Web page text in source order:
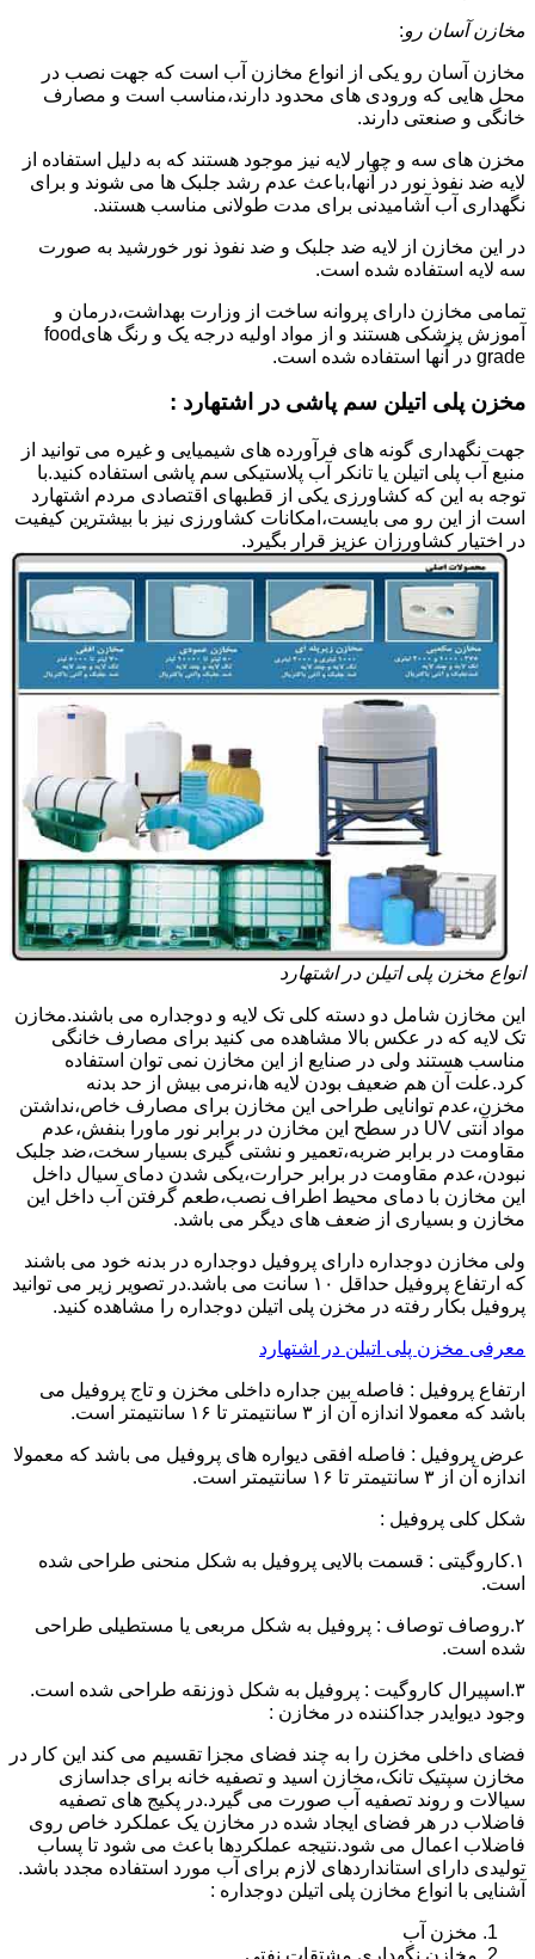
مخازن آسان رو:
مخازن آسان رو یکی از انواع مخازن آب است که جهت نصب در
محل هایی که ورودی های محدود دارند،مناسب است و مصارف
خانگی و صنعتی دارند.
مخزن های سه و چهار لایه نیز موجود هستند که به دلیل استفاده از
لایه ضد نفوذ نور در آنها،باعث عدم رشد جلبک ها می شوند و برای
نگهداری آب آشامیدنی برای مدت طولانی مناسب هستند.
در این مخازن از لایه ضد جلبک و ضد نفوذ نور خورشید به صورت
سه لایه استفاده شده است.
تمامی مخازن دارای پروانه ساخت از وزارت بهداشت،درمان و
آموزش پزشکی هستند و از مواد اولیه درجه یک و رنگ هایfood
grade در آنها استفاده شده است.
مخزن پلی اتیلن سم پاشی در اشتهارد :
جهت نگهداری گونه های فرآورده های شیمیایی و غیره می توانید از
منبع آب پلی اتیلن یا تانکر آب پلاستیکی سم پاشی استفاده کنید.با
توجه به این که کشاورزی یکی از قطبهای اقتصادی مردم اشتهارد
است از این رو می بایست،امکانات کشاورزی نیز با بیشترین کیفیت
در اختیار کشاورزان عزیز قرار بگیرد.
انواع مخزن پلی اتیلن در اشتهارد
این مخازن شامل دو دسته کلی تک لایه و دوجداره می باشند.مخازن
تک لایه که در عکس بالا مشاهده می کنید برای مصارف خانگی
مناسب هستند ولی در صنایع از این مخازن نمی توان استفاده
کرد.علت آن هم ضعیف بودن لایه ها،نرمی بیش از حد بدنه
مخزن،عدم توانایی طراحی این مخازن برای مصارف خاص،نداشتن
مواد آنتی UV در سطح این مخازن در برابر نور ماورا بنفش،عدم
مقاومت در برابر ضربه،تعمیر و نشتی گیری بسیار سخت،ضد جلبک
نبودن،عدم مقاومت در برابر حرارت،یکی شدن دمای سیال داخل
این مخازن با دمای محیط اطراف نصب،طعم گرفتن آب داخل این
مخازن و بسیاری از ضعف های دیگر می باشد.
ولی مخازن دوجداره دارای پروفیل دوجداره در بدنه خود می باشند
که ارتفاع پروفیل حداقل ۱۰ سانت می باشد.در تصویر زیر می توانید
پروفیل بکار رفته در مخزن پلی اتیلن دوجداره را مشاهده کنید.
معرفی مخزن پلی اتیلن در اشتهارد
ارتفاع پروفیل : فاصله بین جداره داخلی مخزن و تاج پروفیل می
باشد که معمولا اندازه آن از ۳ سانتیمتر تا ۱۶ سانتیمتر است.
عرض پروفیل : فاصله افقی دیواره های پروفیل می باشد که معمولا
اندازه آن از ۳ سانتیمتر تا ۱۶ سانتیمتر است.
شکل کلی پروفیل :
۱.کاروگیتی : قسمت بالایی پروفیل به شکل منحنی طراحی شده
است.
۲.روصاف توصاف : پروفیل به شکل مربعی یا مستطیلی طراحی
شده است.
۳.اسپیرال کاروگیت : پروفیل به شکل ذوزنقه طراحی شده است.
وجود دیوایدر جداکننده در مخازن :
فضای داخلی مخزن را به چند فضای مجزا تقسیم می کند این کار در
مخازن سپتیک تانک،مخازن اسید و تصفیه خانه برای جداسازی
سیالات و روند تصفیه آب صورت می گیرد.در پکیج های تصفیه
فاضلاب در هر فضای ایجاد شده در مخازن یک عملکرد خاص روی
فاضلاب اعمال می شود.نتیجه عملکردها باعث می شود تا پساب
تولیدی دارای استانداردهای لازم برای آب مورد استفاده مجدد باشد.
آشنایی با انواع مخازن پلی اتیلن دوجداره :
مخزن آب
مخازن نگهداری مشتقات نفتی